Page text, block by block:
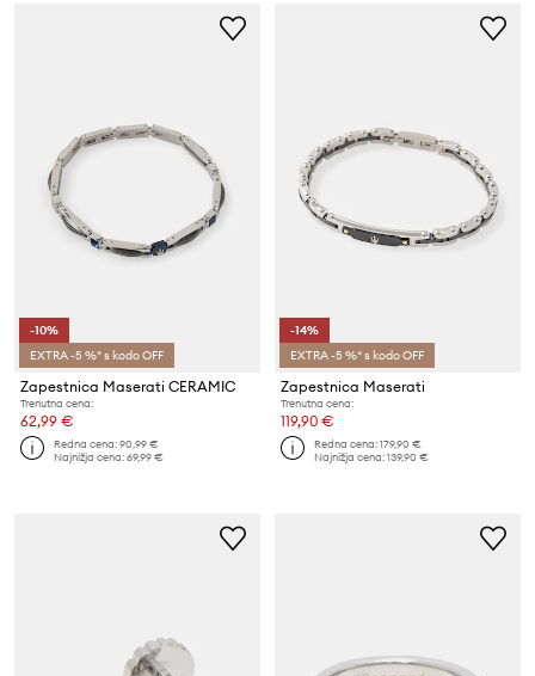
-10%
EXTRA -5 %* s kodo OFF
Zapestnica Maserati CERAMIC
Trenutna cena:
62,99 €
Redna cena:90,99 €
Najnižja cena:69,99 €
-14%
EXTRA -5 %* s kodo OFF
Zapestnica Maserati
Trenutna cena:
119,90 €
Redna cena:179,90 €
Najnižja cena:139,90 €